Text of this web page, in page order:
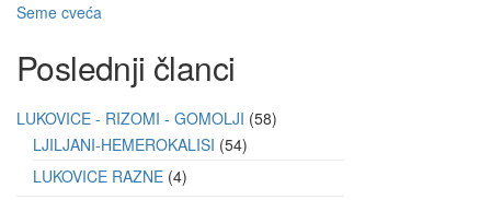
Seme cveća
Poslednji članci
LUKOVICE - RIZOMI - GOMOLJI 58
LJILJANI-HEMEROKALISI 54
LUKOVICE RAZNE 4